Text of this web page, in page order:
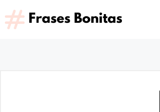
Saltar
al
contenido